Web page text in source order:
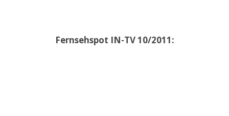
Fernsehspot IN-TV 10/2011: